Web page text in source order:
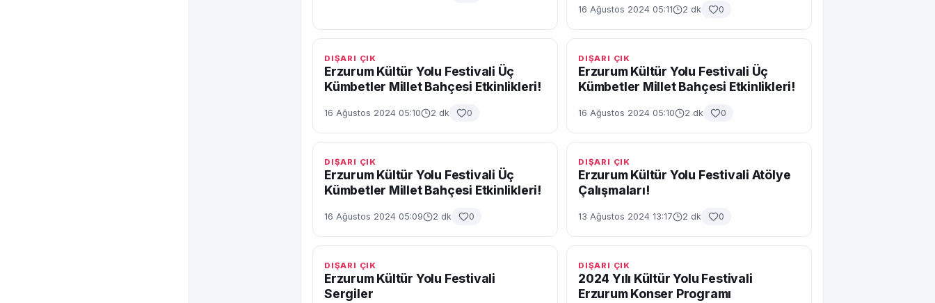
16 Ağustos 2024 05:11 2 dk 0
DIŞARI ÇIK
Erzurum Kültür Yolu Festivali Üç
Kümbetler Millet Bahçesi Etkinlikleri!
16 Ağustos 2024 05:10 2 dk 0
DIŞARI ÇIK
Erzurum Kültür Yolu Festivali Üç
Kümbetler Millet Bahçesi Etkinlikleri!
16 Ağustos 2024 05:10 2 dk 0
DIŞARI ÇIK
Erzurum Kültür Yolu Festivali Üç
Kümbetler Millet Bahçesi Etkinlikleri!
16 Ağustos 2024 05:09 2 dk 0
DIŞARI ÇIK
Erzurum Kültür Yolu Festivali Atölye
Çalışmaları!
13 Ağustos 2024 13:17 2 dk 0
DIŞARI ÇIK
Erzurum Kültür Yolu Festivali
Sergiler
DIŞARI ÇIK
2024 Yılı Kültür Yolu Festivali
Erzurum Konser Programı